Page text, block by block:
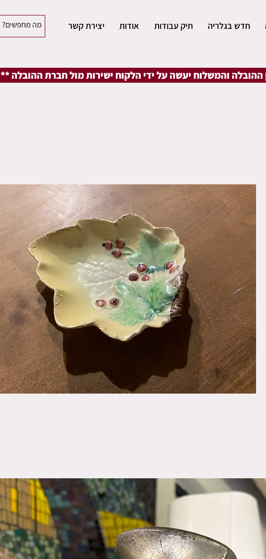
חדש בגלריה תיק עבודות אודות יצירת קשר
ההובלה והמשלוח יעשה על ידי הלקוח ישירות מול חברת ההובלה **